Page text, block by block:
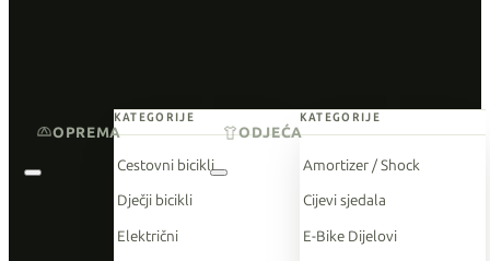
KATEGORIJE
Cestovni bicikli
Dječji bicikli
Električni
KATEGORIJE
Amortizer / Shock
Cijevi sjedala
E-Bike Dijelovi
OPREMA ODJEĆA